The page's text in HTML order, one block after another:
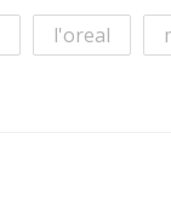
l'oreal